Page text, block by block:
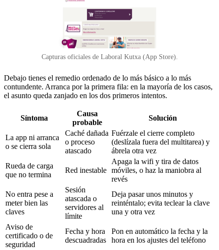
Capturas oficiales de Laboral Kutxa (App Store).
Debajo tienes el remedio ordenado de lo más básico a lo más
contundente. Arranca por la primera fila: en la mayoría de los casos,
el asunto queda zanjado en los dos primeros intentos.
Síntoma
Causa
probable
Solución
La app ni arranca
o se cierra sola
Caché dañada
o proceso
atascado
Fuérzale el cierre completo
(deslízala fuera del multitarea) y
ábrela otra vez
Rueda de carga
que no termina
Red inestable
Apaga la wifi y tira de datos
móviles, o haz la maniobra al
revés
No entra pese a
meter bien las
claves
Sesión
atascada o
servidores al
límite
Deja pasar unos minutos y
reinténtalo; evita teclear la clave
una y otra vez
Aviso de
certificado o de
seguridad
Fecha y hora
descuadradas
Pon en automático la fecha y la
hora en los ajustes del teléfono